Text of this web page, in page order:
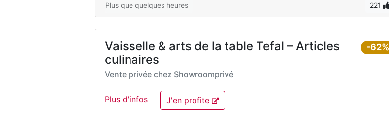
Plus que quelques heures 221
-62%
Vaisselle & arts de la table Tefal – Articles
culinaires
Vente privée chez Showroomprivé
Plus d'infos J'en profite